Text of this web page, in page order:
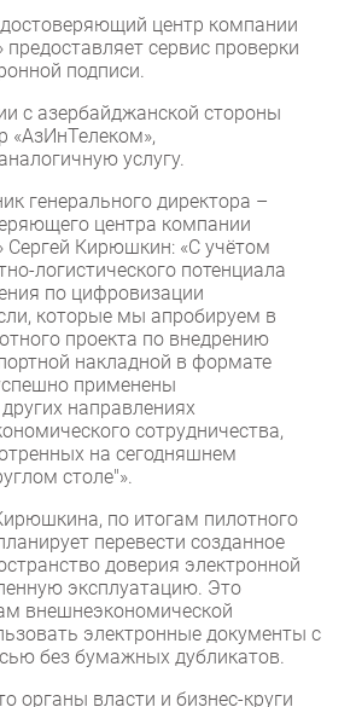
центр компании
сервис проверки
подписи.
с азербайджанской стороны
«АзИнТелеком»,
услугу.
генерального директора –
центра компании
Сергей Кирюшкин: «С учётом
логистического потенциала
по цифровизации
которые мы апробируем в
проекта по внедрению
накладной в формате
применены
направлениях
сотрудничества,
на сегодняшнем
столе"».
по итогам пилотного
перевести созданное
доверия электронной
эксплуатацию. Это
внешнеэкономической
электронные документы с
без бумажных дубликатов.
органы власти и бизнес-круги